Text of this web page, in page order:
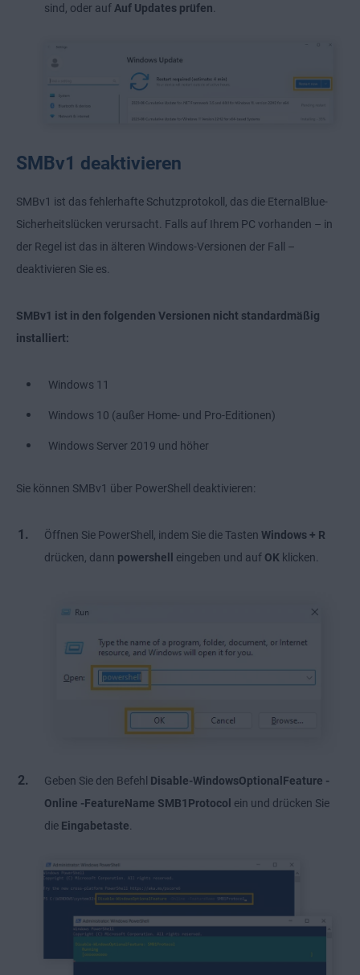
sind, oder auf Auf Updates prüfen
SMBv1 deaktivieren
SMBv1 ist das fehlerhafte Schutzprotokoll, das die EternalBlue-
Sicherheitslücken verursacht. Falls auf Ihrem PC vorhanden – in
der Regel ist das in älteren Windows-Versionen der Fall –
deaktivieren Sie es.
SMBv1 ist in den folgenden Versionen nicht standardmäßig
installiert:
Windows 11
Windows 10 (außer Home- und Pro-Editionen)
Windows Server 2019 und höher
Sie können SMBv1 über PowerShell deaktivieren:
Öffnen Sie PowerShell, indem Sie die Tasten Windows + R
drücken, dann powershell eingeben und auf OK klicken.
Geben Sie den Befehl Disable-WindowsOptionalFeature -
Online -FeatureName SMB1Protocol ein und drücken Sie
die Eingabetaste.